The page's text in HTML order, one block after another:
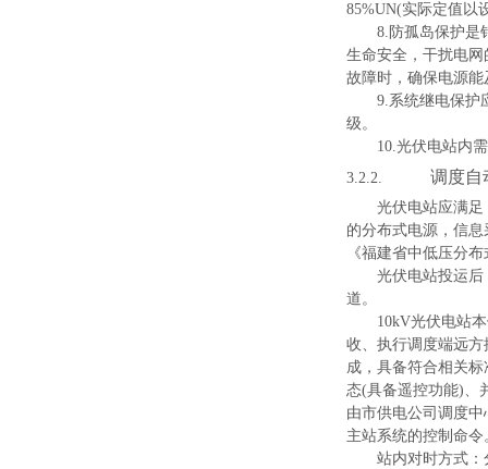
85%UN(实际定值以
8. 防孤岛保护是
生命安全，干扰电
故障时，确保电源
9.系统继电保护
级。
10.光伏电站内
3.2.2.
调度自
光伏电站应满
的分布式电源，信
《福建省中低压分
光伏电站投运
道。
10kV光伏电站
收、执行调度端远方
成，具备符合相关
态(具备遥控功能)、
由市供电公司调度
主站系统的控制命令
站内对时方式：